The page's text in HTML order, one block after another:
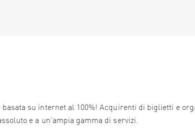
su internet al 100%! Acquirenti di biglietti e
e a un'ampia gamma di servizi.